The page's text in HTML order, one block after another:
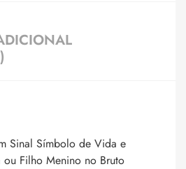
Sinal Símbolo de Vida e
Filho Menino no Bruto